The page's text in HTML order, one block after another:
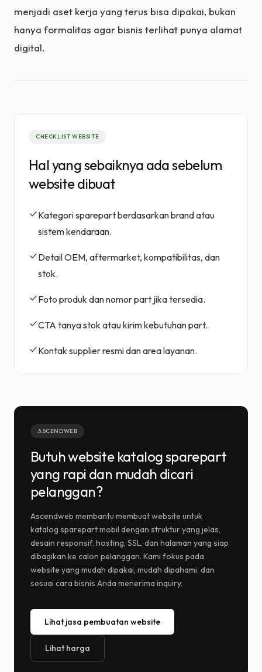
menjadi aset kerja yang terus bisa dipakai, bukan
hanya formalitas agar bisnis terlihat punya alamat
digital.
CHECKLIST WEBSITE
Hal yang sebaiknya ada sebelum
website dibuat
Kategori sparepart berdasarkan brand atau
sistem kendaraan.
Detail OEM, aftermarket, kompatibilitas, dan
stok.
Foto produk dan nomor part jika tersedia.
CTA tanya stok atau kirim kebutuhan part.
Kontak supplier resmi dan area layanan.
ASCENDWEB
Butuh website katalog sparepart
yang rapi dan mudah dicari
pelanggan?
Ascendweb membantu membuat website untuk
katalog sparepart mobil dengan struktur yang jelas,
desain responsif, hosting, SSL, dan halaman yang siap
dibagikan ke calon pelanggan. Kami fokus pada
website yang mudah dipakai, mudah dipahami, dan
sesuai cara bisnis Anda menerima inquiry.
Lihat jasa pembuatan website
Lihat harga